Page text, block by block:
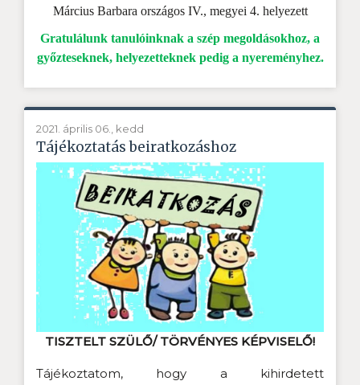
Március Barbara országos IV., megyei 4. helyezett
Gratulálunk tanulóinknak a szép megoldásokhoz, a
győzteseknek, helyezetteknek pedig a nyereményhez.
2021. április 06., kedd
Tájékoztatás beiratkozáshoz
TISZTELT SZÜLŐ/ TÖRVÉNYES KÉPVISELŐ!
Tájékoztatom, hogy a kihirdetett